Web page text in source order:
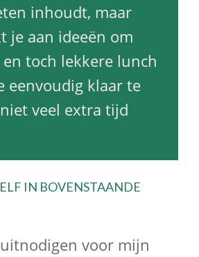
inhoudt, maar
je aan ideeën om
en toch lekkere lunch
eenvoudig klaar te
veel extra tijd
IN BOVENSTAANDE
voor mijn